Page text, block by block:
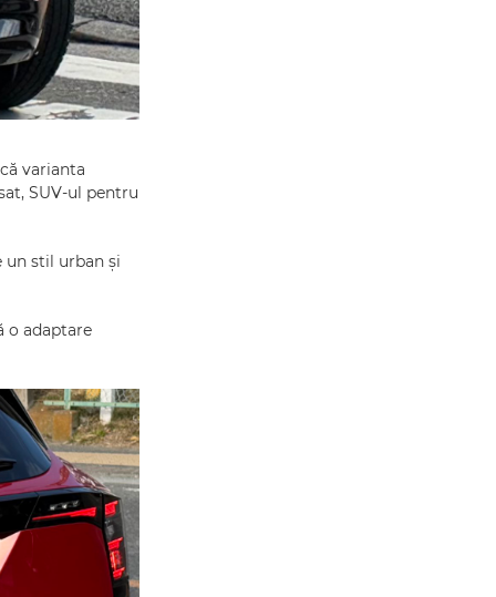
varianta
SUV-ul pentru
un stil urban și
o adaptare